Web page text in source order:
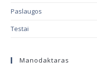
Paslaugos
Testai
Manodaktaras